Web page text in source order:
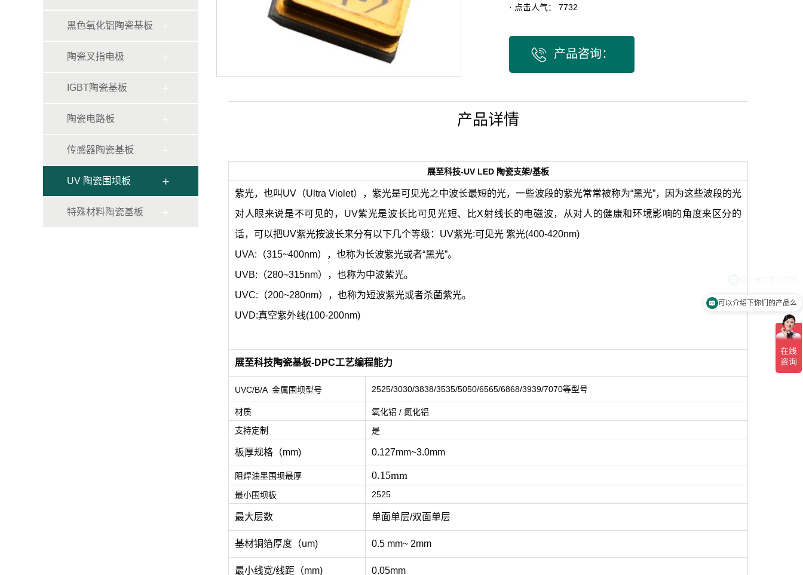
黑色氧化铝陶瓷基板
陶瓷叉指电极
IGBT陶瓷基板
陶瓷电路板
传感器陶瓷基板
UV 陶瓷围坝板
特殊材料陶瓷基板
· 点击人气： 7732
 产品咨询：
产品详情
展至科技-UV LED 陶瓷支架/基板
紫光，也叫UV（Ultra Violet），紫光是可见光之中波长最短的光，一些波段的紫光常常被称为“黑光”，因为这些波段的光
对人眼来说是不可见的，UV紫光是波长比可见光短、比X射线长的电磁波，从对人的健康和环境影响的角度来区分的
话，可以把UV紫光按波长来分有以下几个等级：UV紫光:可见光 紫光(400-420nm)
UVA:（315~400nm），也称为长波紫光或者“黑光”。
UVB:（280~315nm），也称为中波紫光。
UVC:（200~280nm），也称为短波紫光或者杀菌紫光。
UVD:真空紫外线(100-200nm)
展至科技陶瓷基板-DPC工艺编程能力
UVC/B/A 金属围坝型号 2525/3030/3838/3535/5050/6565/6868/3939/7070等型号
材质
氧化铝 / 氮化铝
支持定制
是
板厚规格（mm) 0.127mm~3.0mm
阻焊油墨围坝最厚 0.15mm
最小围坝板 2525
最大层数 单面单层/双面单层
基材铜箔厚度（um) 0.5 mm~ 2mm
最小线宽/线距（mm) 0.05mm
可以介绍下你们的产品么